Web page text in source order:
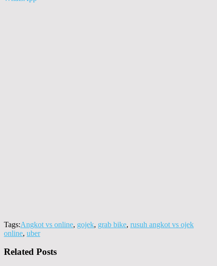
Tags:Angkot vs online, gojek, grab bike, rusuh angkot vs ojek
online, uber
Related Posts